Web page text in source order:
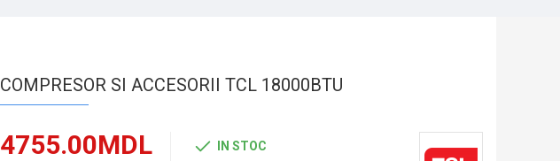
COMPRESOR SI ACCESORII TCL 18000BTU
4755.00MDL
IN STOC